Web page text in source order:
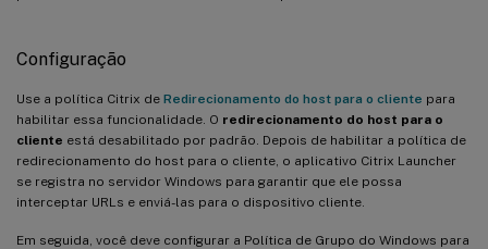
Configuração
Use a política Citrix de Redirecionamento do host para o cliente para
habilitar essa funcionalidade. O redirecionamento do host para o
cliente está desabilitado por padrão. Depois de habilitar a política de
redirecionamento do host para o cliente, o aplicativo Citrix Launcher
se registra no servidor Windows para garantir que ele possa
interceptar URLs e enviá-las para o dispositivo cliente.
Em seguida, você deve configurar a Política de Grupo do Windows para